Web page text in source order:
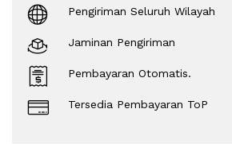
Pengiriman Seluruh Wilayah
Jaminan Pengiriman
Pembayaran Otomatis.
Tersedia Pembayaran ToP